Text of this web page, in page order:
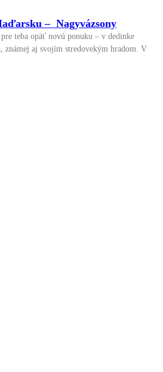
– Nagyvázsony
teba opäť novú ponuku – v dedinke
známej aj svojím stredovekým hradom. V